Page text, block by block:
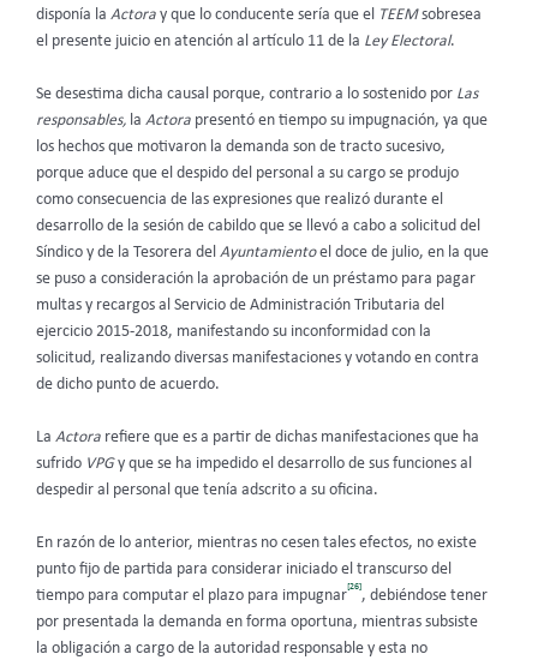
disponía la Actora y que lo conducente sería que el TEEMsobresea
el presente juicio en atención al artículo 11 de la Ley Electoral.
Se desestima dicha causal porque, contrario a lo sostenido por Las
responsables, la Actora presentó en tiempo su impugnación, ya que
los hechos que motivaron la demanda son de tracto sucesivo,
porque aduce que el despido del personal a su cargo se produjo
como consecuencia de las expresiones que realizó durante el
desarrollo de la sesión de cabildo que se llevó a cabo a solicitud del
Síndico y de la Tesorera del Ayuntamientoel doce de julio, en la que
se puso a consideración la aprobación de un préstamo para pagar
multas y recargos al Servicio de Administración Tributaria del
ejercicio 2015-2018, manifestando su inconformidad con la
solicitud, realizando diversas manifestaciones y votando en contra
de dicho punto de acuerdo.
La Actora refiere que es a partir de dichas manifestaciones que ha
sufrido VPGy que se ha impedido el desarrollo de sus funciones al
despedir al personal que tenía adscrito a su oficina.
En razón de lo anterior, mientras no cesen tales efectos, no existe
punto fijo de partida para considerar iniciado el transcurso del
tiempo para computar el plazo para impugnar
[26]
, debiéndose tener
por presentada la demanda en forma oportuna, mientras subsiste
la obligación a cargo de la autoridad responsable y esta no